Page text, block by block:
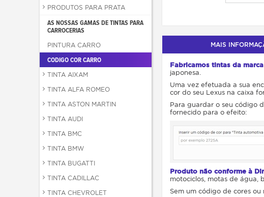
PRODUTOS PARA PRATA
AS NOSSAS GAMAS DE TINTAS PARA
CARROCERIAS
PINTURA CARRO
CODIGO COR CARRO
TINTA AIXAM
TINTA ALFA ROMEO
TINTA ASTON MARTIN
TINTA AUDI
TINTA BMC
TINTA BMW
TINTA BUGATTI
TINTA CADILLAC
TINTA CHEVROLET
MAIS
Fabricamos tintas da
japonesa.
Uma vez efetuada a sua
cor do seu Lexus na caixa
Para guardar o seu código
fornecido para o efeito:
Produto não conforme à
motociclos, motas de água,
Sem um código de cores